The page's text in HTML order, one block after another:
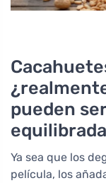
pueden
Ya sea que los
película, los